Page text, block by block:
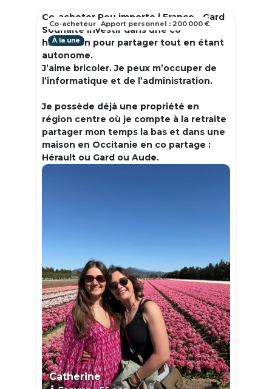
Co-acheter Peu importe | France - Gard
Souhaite investir dans une co
habitation pour partager tout en étant
autonome.
J’aime bricoler. Je peux m’occuper de
l’informatique et de l’administration.
Je possède déjà une propriété en
région centre où je compte à la retraite
partager mon temps la bas et dans une
maison en Occitanie en co partage :
Hérault ou Gard ou Aude.
À la une
Catherine
Co-acheteur Apport personnel : 200 000 €